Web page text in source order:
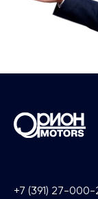
+7 (391) 27-000-